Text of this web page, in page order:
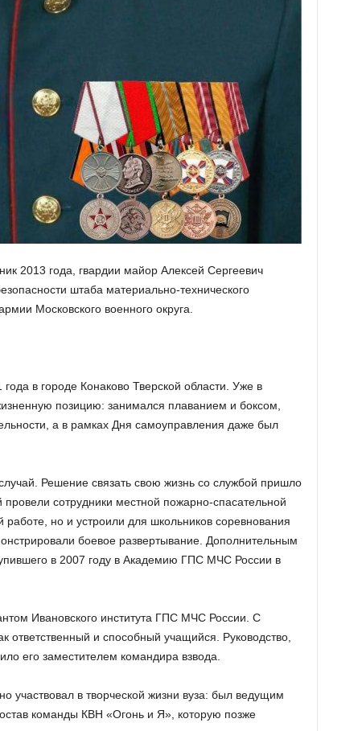
2013 года, гвардии майор Алексей Сергеевич
штаба материально-технического
Московского военного округа.
в городе Конаково Тверской области. Уже в
позицию: занимался плаванием и боксом,
а в рамках Дня самоуправления даже был
Решение связать свою жизнь со службой пришло
сотрудники местной пожарно-спасательной
работе, но и устроили для школьников соревнования
боевое развертывание. Дополнительным
в 2007 году в Академию ГПС МЧС России в
Ивановского института ГПС МЧС России. С
ответственный и способный учащийся. Руководство,
его заместителем командира взвода.
участвовал в творческой жизни вуза: был ведущим
команды КВН «Огонь и Я», которую позже